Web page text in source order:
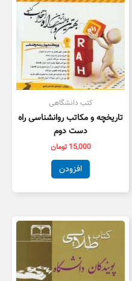
کتب دانشگاهی
تاریخچه و مکاتب روانشناسی راه
دست دوم
15,000 تومان
افزودن